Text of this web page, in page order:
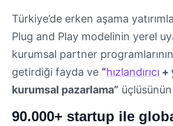
Türkiye’de erken aşama
Plug and Play modelinin yerel
kurumsal partner
getirdiği fayda ve “hızlandırıcı +
kurumsal pazarlama”
90.000+ startup ile